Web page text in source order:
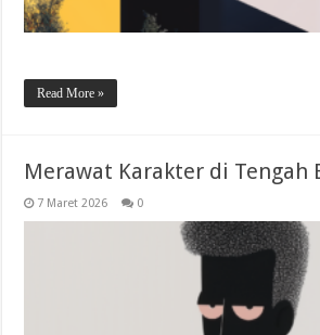
Read More »
Merawat Karakter di Tengah
7 Maret 2026 0